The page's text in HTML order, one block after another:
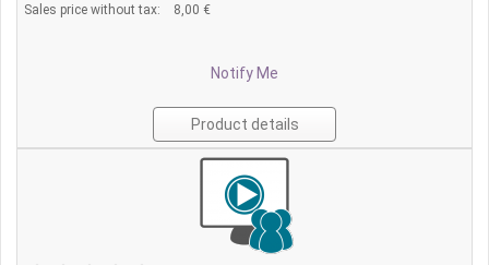
Sales price without tax:
8,00 €
Notify Me
Product details